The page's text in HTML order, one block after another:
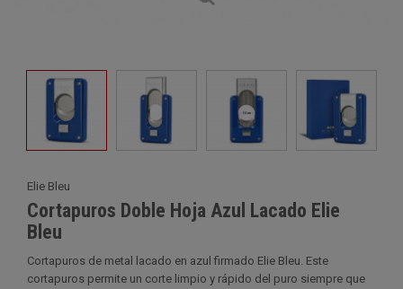
Elie Bleu
Cortapuros Doble Hoja Azul Lacado Elie
Bleu
Cortapuros de metal lacado en azul firmado Elie Bleu. Este
cortapuros permite un corte limpio y rápido del puro siempre que